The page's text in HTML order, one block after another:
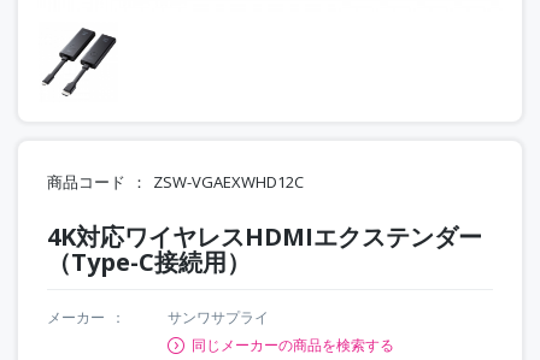
商品コード ZSW-VGAEXWHD12C
4K対応ワイヤレスHDMIエクステンダー
（Type-C接続用）
メーカー
サンワサプライ
同じメーカーの商品を検索する